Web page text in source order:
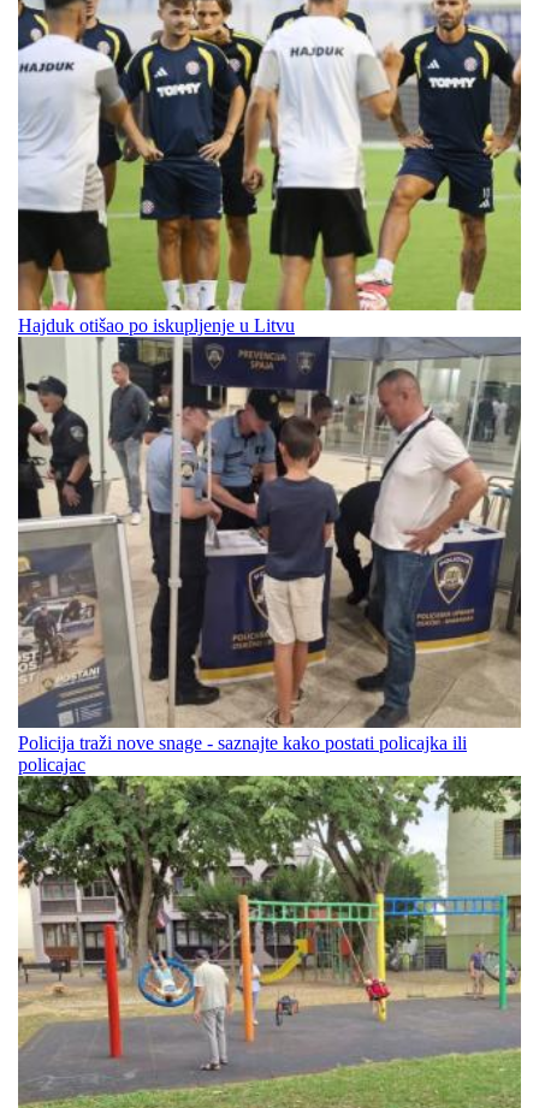
Hajduk otišao po iskupljenje u Litvu
Policija traži nove snage - saznajte kako postati policajka ili
policajac